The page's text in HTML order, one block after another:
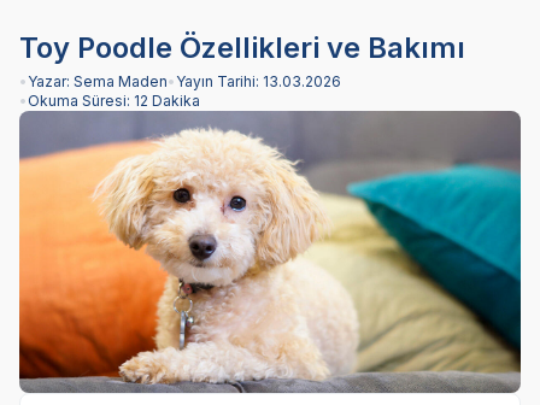
Toy Poodle Özellikleri ve Bakımı
• Yazar: Sema Maden• Yayın Tarihi: 13.03.2026
•Okuma Süresi: 12 Dakika